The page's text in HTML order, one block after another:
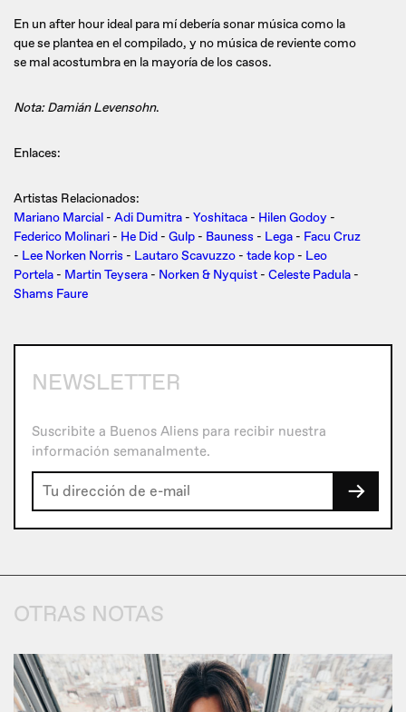
En un after hour ideal para mí debería sonar música como la
que se plantea en el compilado, y no música de reviente como
se mal acostumbra en la mayoría de los casos.
Nota: Damián Levensohn.
Enlaces:
Artistas Relacionados:
Mariano Marcial - Adi Dumitra - Yoshitaca - Hilen Godoy -
Federico Molinari - He Did - Gulp - Bauness - Lega - Facu Cruz
- Lee Norken Norris - Lautaro Scavuzzo - tade kop - Leo
Portela - Martin Teysera - Norken & Nyquist - Celeste Padula -
Shams Faure
NEWSLETTER
Suscribite a Buenos Aliens para recibir nuestra
información semanalmente.
→
OTRAS NOTAS